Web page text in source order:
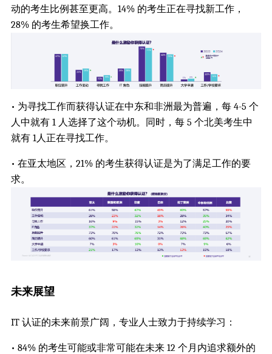
动的考生比例甚至更高。14% 的考生正在寻找新工作，
28% 的考生希望换工作。
• 为寻找工作而获得认证在中东和非洲最为普遍，每 4-5 个
人中就有 1 人选择了这个动机。同时，每 5 个北美考生中
就有 1人正在寻找工作。
• 在亚太地区，21% 的考生获得认证是为了满足工作的要
求。
未来展望
IT 认证的未来前景广阔，专业人士致力于持续学习：
• 84% 的考生可能或非常可能在未来 12 个月内追求额外的